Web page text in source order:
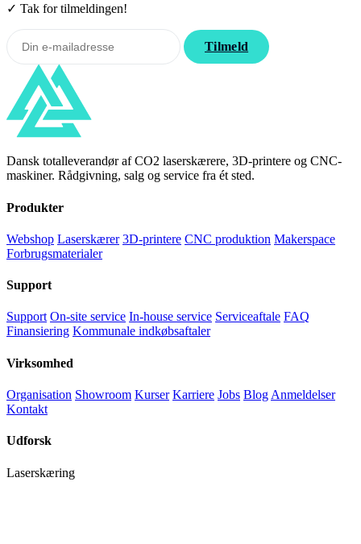
✓ Tak for tilmeldingen!
Tilmeld
Dansk totalleverandør af CO2 laserskærere, 3D-printere og CNC-
maskiner. Rådgivning, salg og service fra ét sted.
Produkter
Webshop Laserskærer 3D-printere CNC produktion Makerspace
Forbrugsmaterialer
Support
Support On-site service In-house service Serviceaftale FAQ
Finansiering Kommunale indkøbsaftaler
Virksomhed
Organisation Showroom Kurser Karriere Jobs Blog Anmeldelser
Kontakt
Udforsk
Laserskæring